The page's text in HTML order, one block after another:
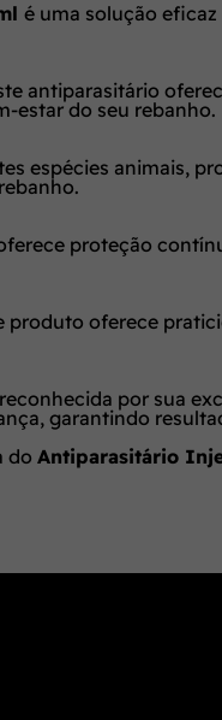
é uma solução
antiparasitário
estar do seu rebanho.
espécies animais,
proteção
oferece
por sua
garantindo
do Antiparasitário